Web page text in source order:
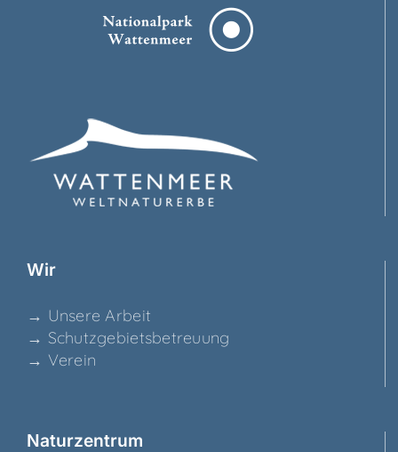
Wir
→ Unse­re Arbeit
→ Schutz­ge­biets­be­treu­ung
→ Ver­ein
Natur­zen­trum